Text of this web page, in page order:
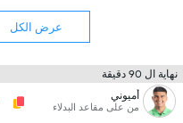
عرض الكل
نهاية ال 90 دقيقة
أميوني
من على مقاعد البدلاء